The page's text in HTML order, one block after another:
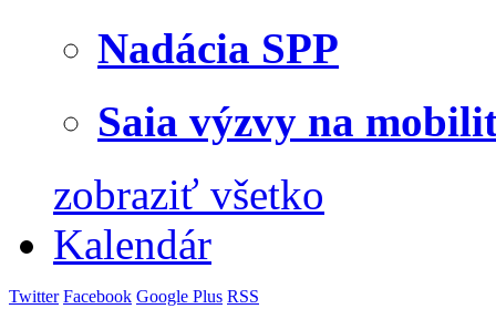
Nadácia SPP
Saia výzvy na
zobraziť všetko
Kalendár
Twitter Facebook Google Plus RSS